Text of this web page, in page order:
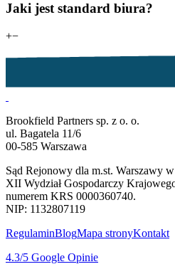
Jaki jest standard biura?
+−
Brookfield Partners sp. z o. o.
ul. Bagatela 11/6
00-585 Warszawa
Sąd Rejonowy dla m.st. Warszawy
XII Wydział Gospodarczy
numerem KRS 0000360740.
NIP: 1132807119
RegulaminBlogMapa stronyKontakt
4.3/5 Google Opinie